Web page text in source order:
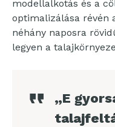
modellalkotás és a
optimalizálása révén
néhány naposra
legyen a
„E